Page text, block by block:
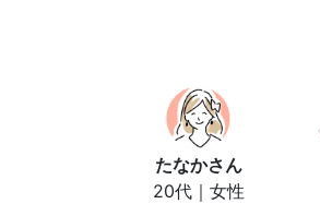
たなかさん
20代｜女性